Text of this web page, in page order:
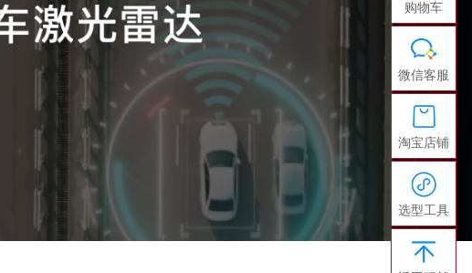
购物车
微信客服
淘宝店铺
选型工具